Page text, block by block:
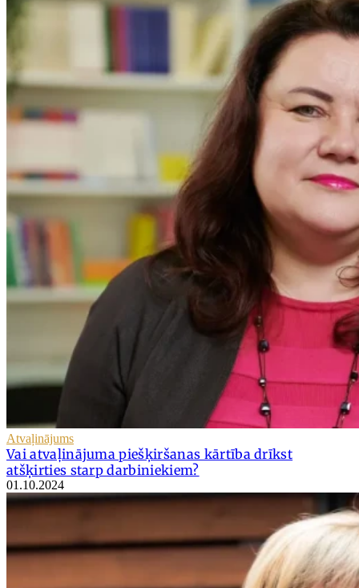
Atvaļinājums
Vai atvaļinājuma piešķiršanas kārtība drīkst
atšķirties starp darbiniekiem?
01.10.2024